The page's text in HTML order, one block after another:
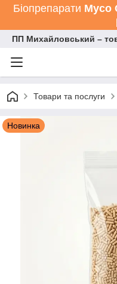
Біопрепарати Мyco
ПП Михайловський –
Товари та послуги
Новинка